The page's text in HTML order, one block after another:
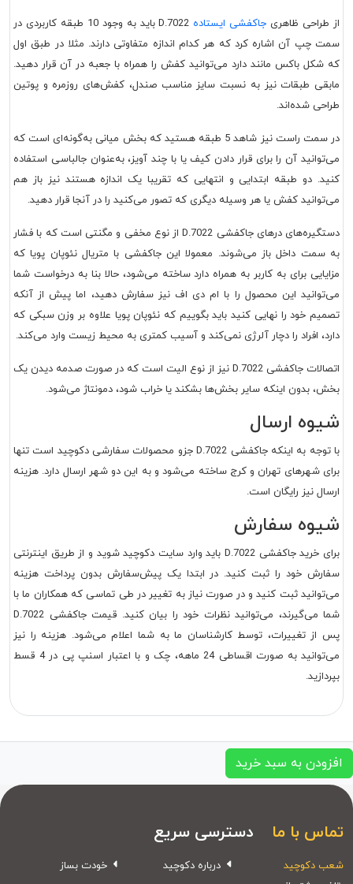
از طراحی ظاهری جاکفشی ایستاده
D.7022 باید به وجود 10 طبقه کاربردی در
سمت چپ آن اشاره کرد که هر کدام اندازه متفاوتی دارند. مثلا در طبق اول
که شکل باکس مانند دارد می‌توانید کفش را همراه با جعبه در آن قرار دهید.
مابقی طبقات نیز به نسبت سایز مناسب صندل، کفش‌های روزمره و پوتین
طراحی شده‌اند.
در سمت راست نیز شاهد 5 طبقه هستید که بخش میانی به‌گونه‌ای است که
می‌توانید آن را برای قرار دادن کیف یا با چند آویز، به‌عنوان جالباسی استفاده
کنید. دو طبقه ابتدایی و انتهایی که تقریبا یک اندازه هستند نیز باز هم
می‌توانید کفش یا هر وسیله دیگری که تصور می‌کنید را در آنجا قرار دهید.
دستگیره‌های درهای جاکفشی D.7022 از نوع مخفی و مگنتی است که با فشار
به سمت داخل باز می‌شوند. معمولا این جاکفشی با متریال نئوپان پویا که
مزایایی برای به کاربر به همراه دارد ساخته می‌شود، حالا بنا به درخواست شما
می‌توانید این محصول را با ام دی اف نیز سفارش دهید، اما پیش از آنکه
تصمیم خود را نهایی کنید باید بگوییم که نئوپان پویا علاوه بر وزن سبکی که
دارد، افراد را دچار آلرژی نمی‌کند و آسیب کمتری به محیط زیست وارد می‌کند.
اتصالات جاکفشی D.7022 نیز از نوع الیت است که در صورت صدمه دیدن یک
بخش، بدون اینکه سایر بخش‌ها بشکند یا خراب شود، دمونتاژ می‌شود.
شیوه ارسال
با توجه به اینکه جاکفشی D.7022 جزو محصولات سفارشی دکوچید است تنها
برای شهرهای تهران و کرج ساخته می‌شود و به این دو شهر ارسال دارد. هزینه
ارسال نیز رایگان است.
شیوه سفارش
برای خرید جاکفشی D.7022 باید وارد سایت دکوچید شوید و از طریق اینترنتی
سفارش خود را ثبت کنید. در ابتدا یک پیش‌سفارش بدون پرداخت هزینه
می‌توانید ثبت کنید و در صورت نیاز به تغییر در طی تماسی که همکاران ما با
شما می‌گیرند، می‌توانید نظرات خود را بیان کنید. قیمت جاکفشی D.7022
پس از تغییرات، توسط کارشناسان ما به شما اعلام می‌شود. هزینه را نیز
می‌توانید به صورت اقساطی 24 ماهه، چک و با اعتبار اسنپ پی در 4 قسط
بپردازید.
افزودن به سبد خرید
تماس با ما
شعب دکوچید
دسترسی سریع
درباره دکوچید خودت بساز